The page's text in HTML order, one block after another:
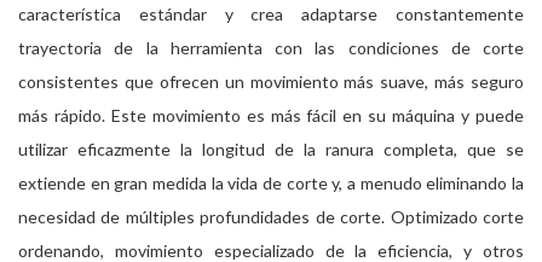
característica estándar y crea adaptarse constantemente
trayectoria de la herramienta con las condiciones de corte
consistentes que ofrecen un movimiento más suave, más seguro
más rápido. Este movimiento es más fácil en su máquina y puede
utilizar eficazmente la longitud de la ranura completa, que se
extiende en gran medida la vida de corte y, a menudo eliminando la
necesidad de múltiples profundidades de corte. Optimizado corte
ordenando, movimiento especializado de la eficiencia, y otros